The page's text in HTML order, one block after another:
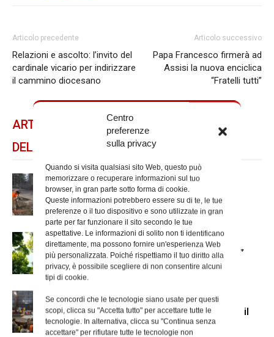
Centro
preferenze
sulla privacy
Quando si visita qualsiasi sito Web, questo può
memorizzare o recuperare informazioni sul tuo
browser, in gran parte sotto forma di cookie.
Queste informazioni potrebbero essere su di te, le tue
preferenze o il tuo dispositivo e sono utilizzate in gran
parte per far funzionare il sito secondo le tue
aspettative. Le informazioni di solito non ti identificano
direttamente, ma possono fornire un'esperienza Web
più personalizzata. Poiché rispettiamo il tuo diritto alla
privacy, è possibile scegliere di non consentire alcuni
tipi di cookie.
Se concordi che le tecnologie siano usate per questi
scopi, clicca su "Accetta tutto" per accettare tutte le
tecnologie. In alternativa, clicca su "Continua senza
accettare" per rifiutare tutte le tecnologie non
Articolo precedente
Relazioni e ascolto: l’invito del
cardinale vicario per indirizzare
il cammino diocesano
Articolo successivo
Papa Francesco firmerà ad
Assisi la nuova enciclica
“Fratelli tutti”
ARTICOLI CORRELATI
DELLO STESSO AUTORE
Riflessione sul lavoro dignitoso
Ecologia integrale, il 30 aprile
l’incontro “Le parole per fare pace”
Le comunità etniche di Roma in
pellegrinaggio al Divino Amore con il
cardinale Reina